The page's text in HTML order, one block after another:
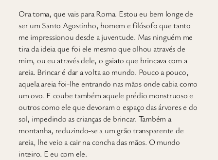
Ora toma, que vais para Roma. Estou eu bem longe de
ser um Santo Agostinho, homem e filósofo que tanto
me impressionou desde a juventude. Mas ninguém me
tira da ideia que foi ele mesmo que olhou através de
mim, ou eu através dele, o gaiato que brincava com a
areia. Brincar é dar a volta ao mundo. Pouco a pouco,
aquela areia foi-lhe entrando nas mãos onde cabia como
um ovo. E coube também aquele prédio monstruoso e
outros como ele que devoram o espaço das árvores e do
sol, impedindo as crianças de brincar. Também a
montanha, reduzindo-se a um grão transparente de
areia, lhe veio a cair na concha das mãos. O mundo
inteiro. E eu com ele.